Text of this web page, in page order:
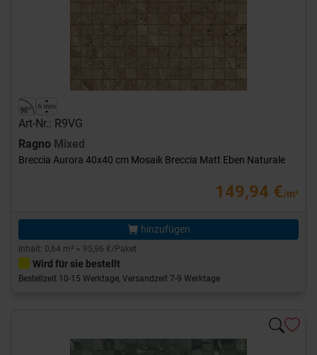
Art-Nr.: R9VG
Ragno Mixed
Breccia Aurora 40x40 cm Mosaik Breccia Matt Eben Naturale
149,94 €/m²
hinzufügen
Inhalt: 0,64 m² = 95,96 €/Paket
Wird für sie bestellt
Bestellzeit 10-15 Werktage, Versandzeit 7-9 Werktage